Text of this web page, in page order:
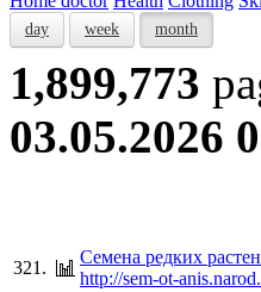
day week month
1,899,773
03.05.2026
321.
Семена редких
http://sem-ot-